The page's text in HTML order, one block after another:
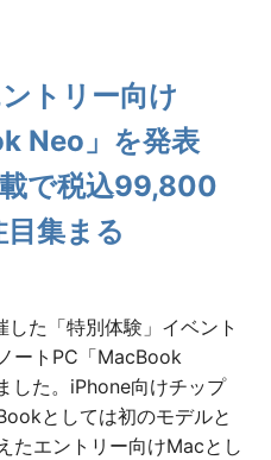
トリー向け
Neo」を発表
で税込99,800
目集まる
た「特別体験」イベント
ートPC「MacBook
した。iPhone向けチップ
としては初のモデルと
たエントリー向けMacとし